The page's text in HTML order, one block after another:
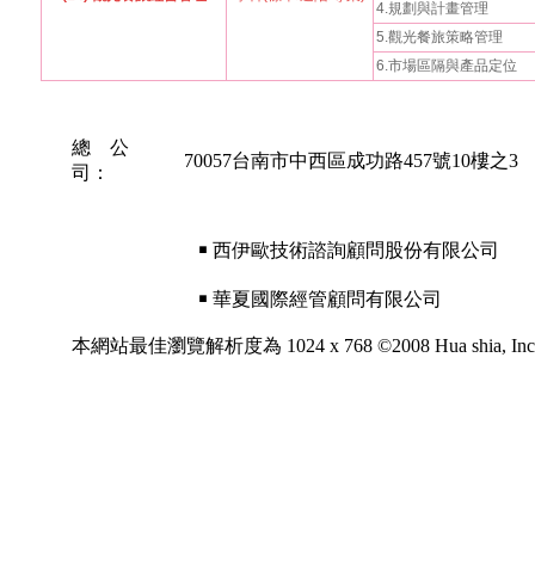
4.規劃與計畫管理
5.觀光餐旅策略管理
6.市場區隔與產品定位
總 公
司：
70057台南市中西區成功路457號10樓之3
￭ 西伊歐技術諮詢顧問股份有限公司
￭ 華夏國際經管顧問有限公司
本網站最佳瀏覽解析度為 1024 x 768 ©2008 Hua shia,